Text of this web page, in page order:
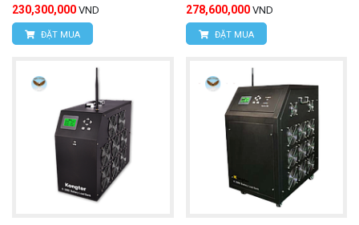
230,300,000 VND
ĐẶT MUA
278,600,000 VND
ĐẶT MUA